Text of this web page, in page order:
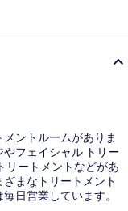
ントルームがありま
フェイシャル トリー
リートメントなどがあ
まなトリートメント
日営業しています。